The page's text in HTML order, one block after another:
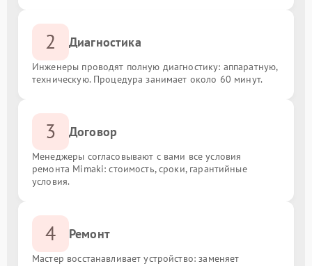
2 Диагностика
Инженеры проводят полную диагностику: аппаратную,
техническую. Процедура занимает около 60 минут.
3 Договор
Менеджеры согласовывают с вами все условия
ремонта Mimaki: стоимость, сроки, гарантийные
условия.
4 Ремонт
Мастер восстанавливает устройство: заменяет